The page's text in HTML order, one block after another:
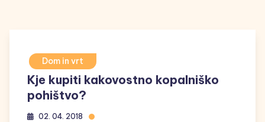
Dom in vrt
Kje kupiti kakovostno kopalniško
pohištvo?
02. 04. 2018